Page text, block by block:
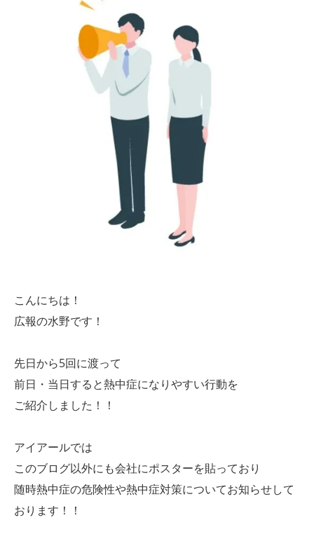
こんにちは！
広報の水野です！
先日から5回に渡って
前日・当日すると熱中症になりやすい行動を
ご紹介しました！！
アイアールでは
このブログ以外にも会社にポスターを貼っており
随時熱中症の危険性や熱中症対策についてお知らせして
おります！！